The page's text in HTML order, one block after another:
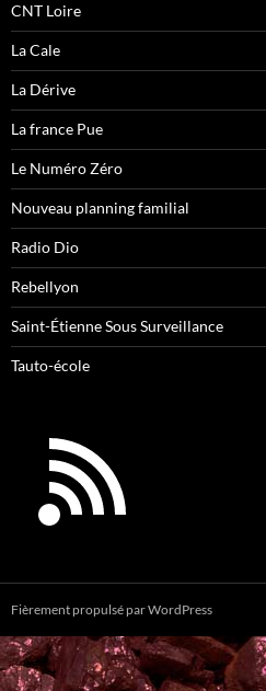
CNT Loire
La Cale
La Dérive
La france Pue
Le Numéro Zéro
Nouveau planning familial
Radio Dio
Rebellyon
Saint-Étienne Sous Surveillance
Tauto-école
Fièrement propulsé par WordPress